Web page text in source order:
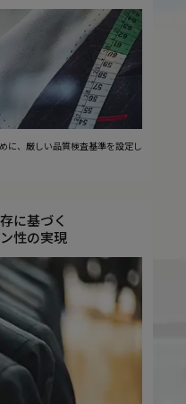
に、厳しい品質検査基準を設定し
に基づく
性の実現